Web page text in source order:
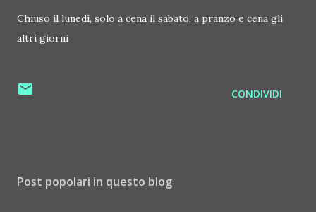
Chiuso il lunedì, solo a cena il sabato, a pranzo e cena gli
altri giorni
CONDIVIDI
Post popolari in questo blog